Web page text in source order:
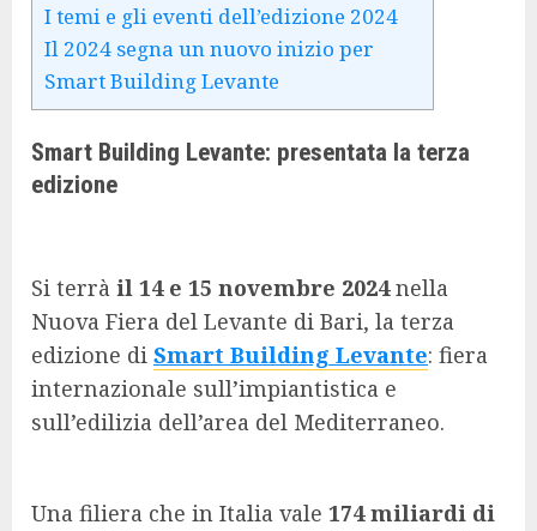
I temi e gli eventi dell’edizione 2024
Il 2024 segna un nuovo inizio per
Smart Building Levante
Smart Building Levante: presentata la terza
edizione
Si terrà il 14 e 15 novembre 2024nella
Nuova Fiera del Levante di Bari, la terza
edizione di Smart Building Levante: fiera
internazionale sull’impiantistica e
sull’edilizia dell’area del Mediterraneo.
Una filiera che in Italia vale 174 miliardi di